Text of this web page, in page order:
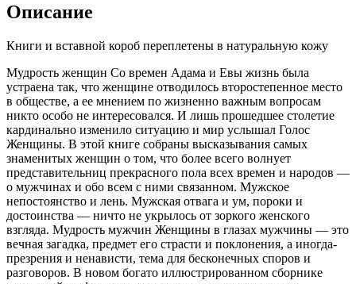
Описание
Книги и вставной короб переплетены в натуральную кожу
Мудрость женщин Со времен Адама и Евы жизнь была
устраена так, что женщине отводилось второстепенное место
в обществе, а ее мнением по жизненно важным вопросам
никто особо не интересовался. И лишь прошедшее столетие
кардинально изменило ситуацию и мир услышал Голос
Женщины. В этой книге собраны высказывания самых
знаменитых женщин о том, что более всего волнует
представительниц прекрасного пола всех времен и народов —
о мужчинах и обо всем с ними связанном. Мужское
непостоянство и лень. Мужская отвага и ум, пороки и
достоинства — ничто не укрылось от зоркого женского
взгляда. Мудрость мужчин Женщины в глазах мужчины — это
вечная загадка, предмет его страсти и поклонения, а иногда-
презрения и ненависти, тема для бесконечных споров и
разговоров. В новом богато иллюстрированном сборнике